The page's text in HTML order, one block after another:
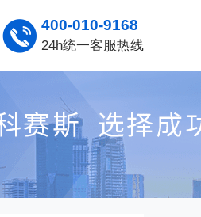
400-010-9168
24h统一客服热线